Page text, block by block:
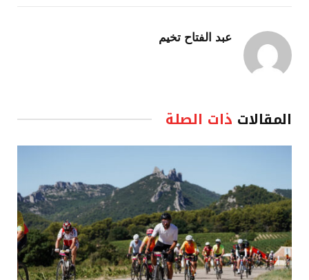
عبد الفتاح تخيم
المقالات ذات الصلة